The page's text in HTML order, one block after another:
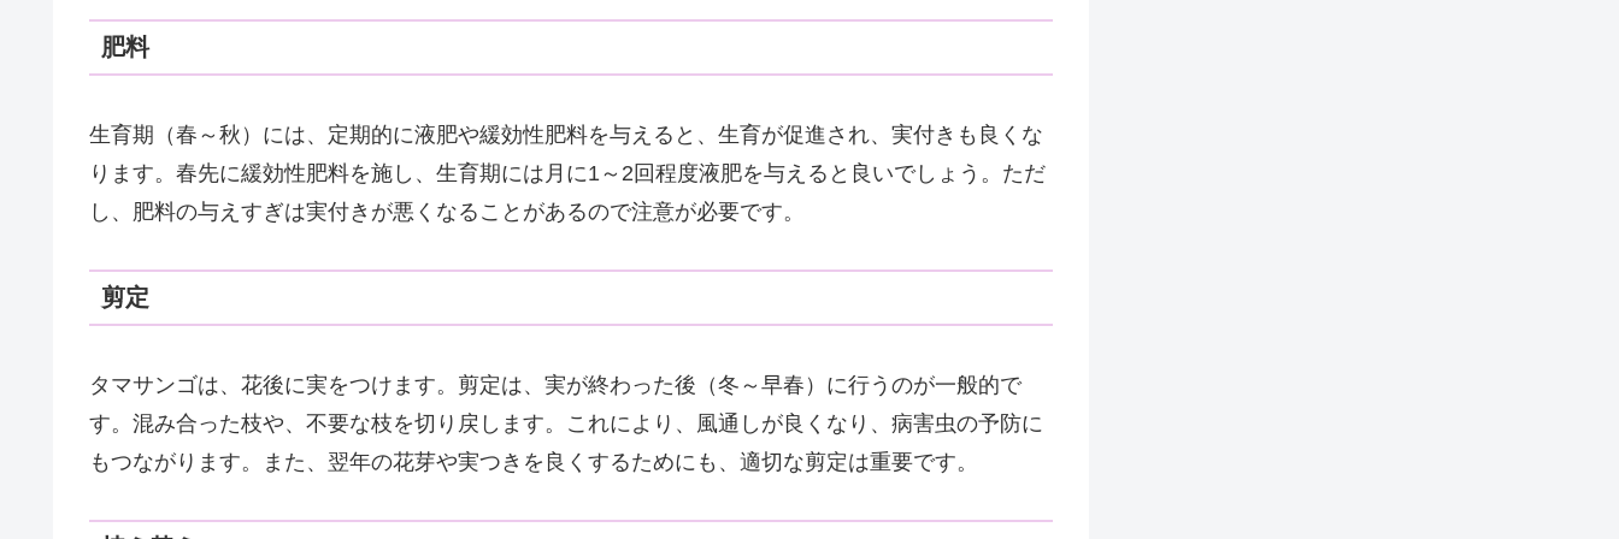
肥料
生育期（春～秋）には、定期的に液肥や緩効性肥料を与えると、生育が促進され、実付きも良くな
ります。春先に緩効性肥料を施し、生育期には月に1～2回程度液肥を与えると良いでしょう。ただ
し、肥料の与えすぎは実付きが悪くなることがあるので注意が必要です。
剪定
タマサンゴは、花後に実をつけます。剪定は、実が終わった後（冬～早春）に行うのが一般的で
す。混み合った枝や、不要な枝を切り戻します。これにより、風通しが良くなり、病害虫の予防に
もつながります。また、翌年の花芽や実つきを良くするためにも、適切な剪定は重要です。